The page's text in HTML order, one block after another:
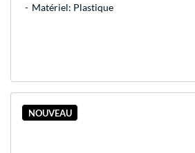
Matériel: Plastique
NOUVEAU